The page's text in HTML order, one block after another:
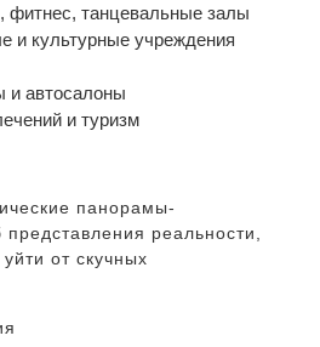
фитнес, танцевальные залы
и культурные учреждения
и автосалоны
и туризм
панорамы-
реальности,
от скучных